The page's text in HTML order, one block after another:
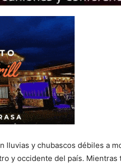
lluvias y chubascos débiles a
y occidente del país. Mientras